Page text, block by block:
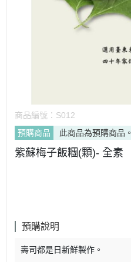
商品編號： S012
預購商品
此商品為預購商品。
紫蘇梅子飯糰(顆)- 全素
預購說明
壽司都是日新鮮製作。